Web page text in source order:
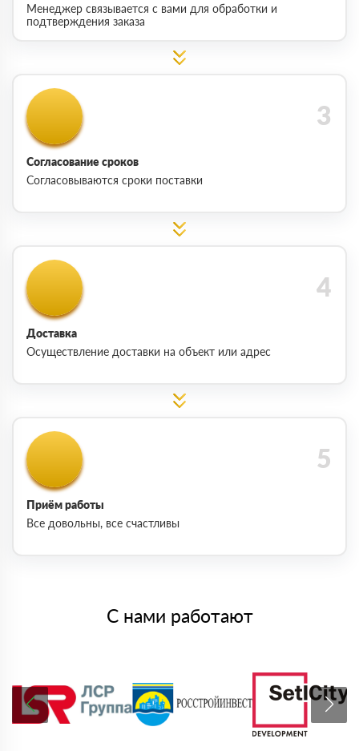
Менеджер связывается с вами для обработки и
подтверждения заказа
Согласование сроков
Согласовываются сроки поставки
Доставка
Осуществление доставки на объект или адрес
Приём работы
Все довольны, все счастливы
С нами работают